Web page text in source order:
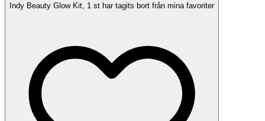
Indy Beauty Glow Kit, 1 st har tagits bort från mina favoriter